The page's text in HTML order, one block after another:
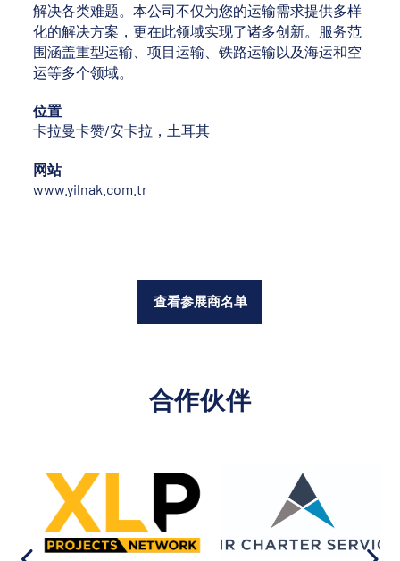
解决各类难题。本公司不仅为您的运输需求提供多样
化的解决方案，更在此领域实现了诸多创新。服务范
围涵盖重型运输、项目运输、铁路运输以及海运和空
运等多个领域。
位置
卡拉曼卡赞/安卡拉，土耳其
网站
www.yilnak.com.tr
查看参展商名单
合作伙伴